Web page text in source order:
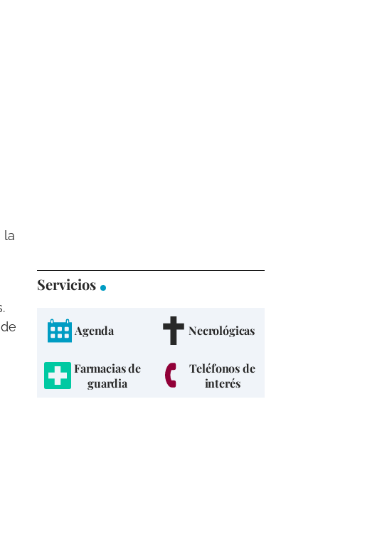
la
Servicios
Agenda Necrológicas
Farmacias de
guardia
Teléfonos de
interés